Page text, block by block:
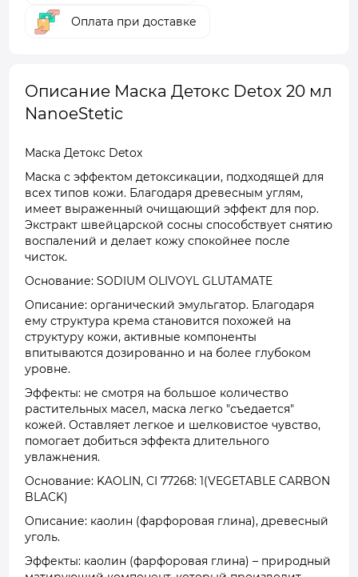
Оплата при доставке
Описание Маска Детокс Detox 20 мл
NanoeStetic
Маска Детокс Detox
Маска с эффектом детоксикации, подходящей для
всех типов кожи. Благодаря древесным углям,
имеет выраженный очищающий эффект для пор.
Экстракт швейцарской сосны способствует снятию
воспалений и делает кожу спокойнее после
чисток.
Основание: SODIUM OLIVOYL GLUTAMATE
Описание: органический эмульгатор. Благодаря
ему структура крема становится похожей на
структуру кожи, активные компоненты
впитываются дозированно и на более глубоком
уровне.
Эффекты: не смотря на большое количество
растительных масел, маска легко "съедается"
кожей. Оставляет легкое и шелковистое чувство,
помогает добиться эффекта длительного
увлажнения.
Основание: KAOLIN, CI 77268: 1(VEGETABLE CARBON
BLACK)
Описание: каолин (фарфоровая глина), древесный
уголь.
Эффекты: каолин (фарфоровая глина) – природный